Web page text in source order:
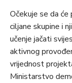
Očekuje se da
ciljane skupine i
učenje jačati
aktivnog
vrijednost
Ministarstvo